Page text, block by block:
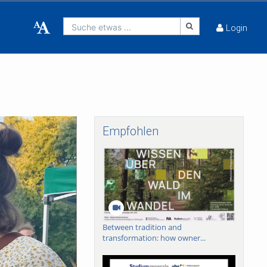
Suche etwas ... Login
Empfohlen
Between tradition and
transformation: how owner...